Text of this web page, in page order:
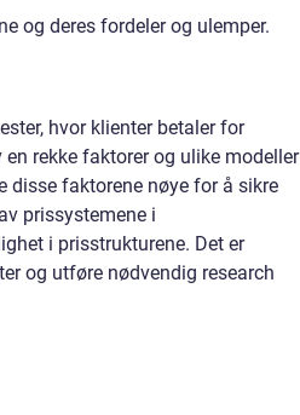
og deres fordeler og ulemper.
hvor klienter betaler for
rekke faktorer og ulike modeller
disse faktorene nøye for å sikre
prissystemene i
i prisstrukturene. Det er
og utføre nødvendig research